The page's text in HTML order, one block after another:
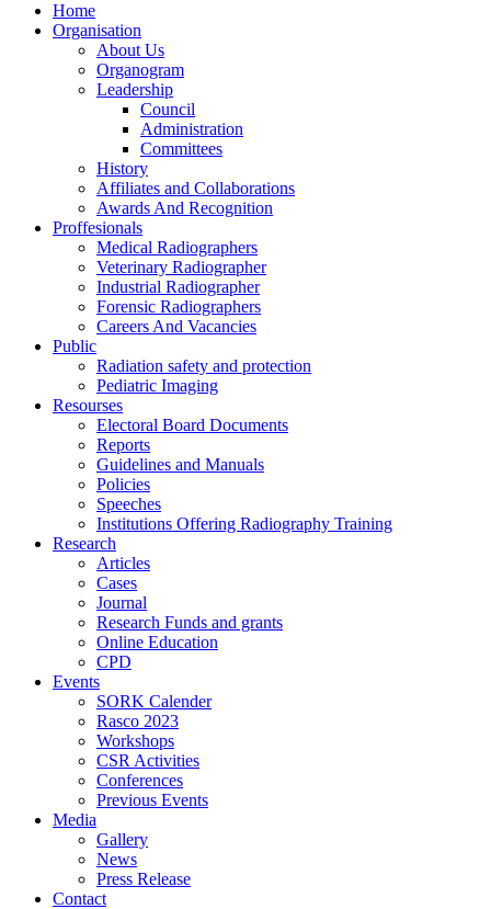
Home
Organisation
About Us
Organogram
Leadership
Council
Administration
Committees
History
Affiliates and Collaborations
Awards And Recognition
Proffesionals
Medical Radiographers
Veterinary Radiographer
Industrial Radiographer
Forensic Radiographers
Careers And Vacancies
Public
Radiation safety and protection
Pediatric Imaging
Resourses
Electoral Board Documents
Reports
Guidelines and Manuals
Policies
Speeches
Institutions Offering Radiography Training
Research
Articles
Cases
Journal
Research Funds and grants
Online Education
CPD
Events
SORK Calender
Rasco 2023
Workshops
CSR Activities
Conferences
Previous Events
Media
Gallery
News
Press Release
Contact